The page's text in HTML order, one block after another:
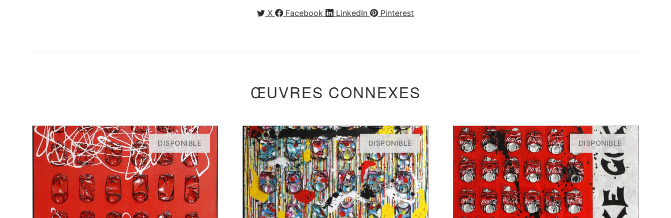
X Facebook LinkedIn Pinterest
ŒUVRES CONNEXES
DISPONIBLE DISPONIBLE DISPONIBLE